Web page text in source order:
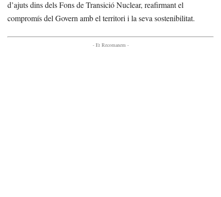
d’ajuts dins dels Fons de Transició Nuclear, reafirmant el
compromís del Govern amb el territori i la seva sostenibilitat.
- Et Recomanem -